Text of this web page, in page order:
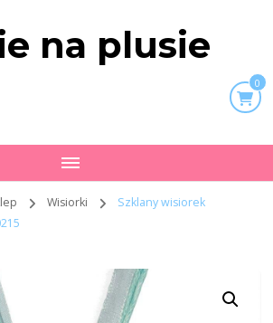
na plusie
0
Wisiorki
Szklany wisiorek